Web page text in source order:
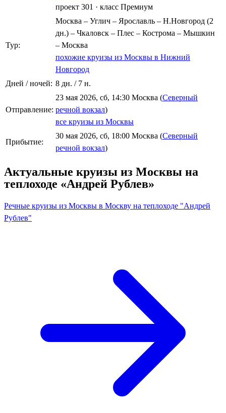
проект 301 · класс Премиум
Тур:
Москва – Углич – Ярославль – Н.Новгород (2
дн.) – Чкаловск – Плес – Кострома – Мышкин
– Москва
похожие круизы из Москвы в Нижний
Новгород
Дней / ночей: 8 дн. / 7 н.
Отправление:
23 мая 2026, сб, 14:30 Москва (Северный
речной вокзал)
все круизы из Москвы
Прибытие:
30 мая 2026, сб, 18:00 Москва (Северный
речной вокзал)
Актуальные круизы из Москвы на
теплоходе «Андрей Рублев»
Речные круизы из Москвы в Москву на теплоходе "Андрей
Рублев"